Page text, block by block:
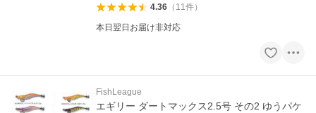
4.36（ 11件）
本日翌日お届け非対応
FishLeague
エギリー ダートマックス2.5号 その2 ゆうパケ